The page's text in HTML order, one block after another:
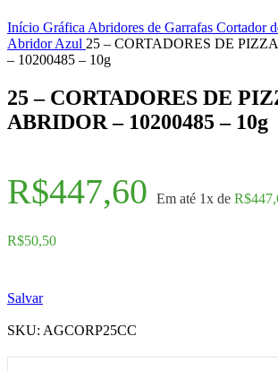
Início Gráfica Abridores de Garrafas Cortador
AbridorAzul 25 – CORTADORES DE
– 10200485 – 10g
25 – CORTADORES DE
ABRIDOR – 10200485 – 10g
R$447,60 Em até 1x de R$
R$50,50
Salvar
SKU: AGCORP25CC